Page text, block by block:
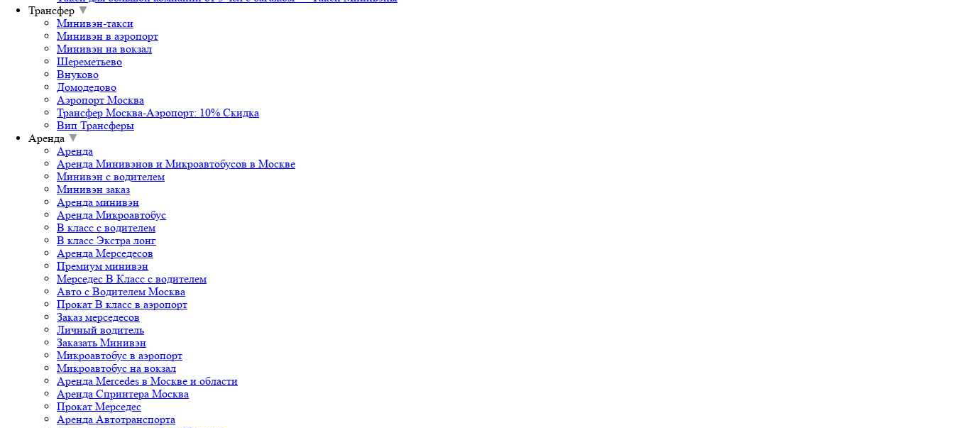
Трансфер ▼
Минивэн-такси
Минивэн в аэропорт
Минивэн на вокзал
Шереметьево
Внуково
Домодедово
Аэропорт Москва
Трансфер Москва-Аэропорт: 10% Скидка
Вип Трансферы
Аренда ▼
Аренда
Аренда Минивэнов и Микроавтобусов в Москве
Минивэн с водителем
Минивэн заказ
Аренда минивэн
Аренда Микроавтобус
В класс с водителем
В класс Экстра лонг
Аренда Мерседесов
Премиум минивэн
Мерседес В Класс с водителем
Авто с Водителем Москва
Прокат В класс в аэропорт
Заказ мерседесов
Личный водитель
Заказать Минивэн
Микроавтобус в аэропорт
Микроавтобус на вокзал
Аренда Mercedes в Москве и области
Аренда Спринтера Москва
Прокат Мерседес
Аренда Автотранспорта